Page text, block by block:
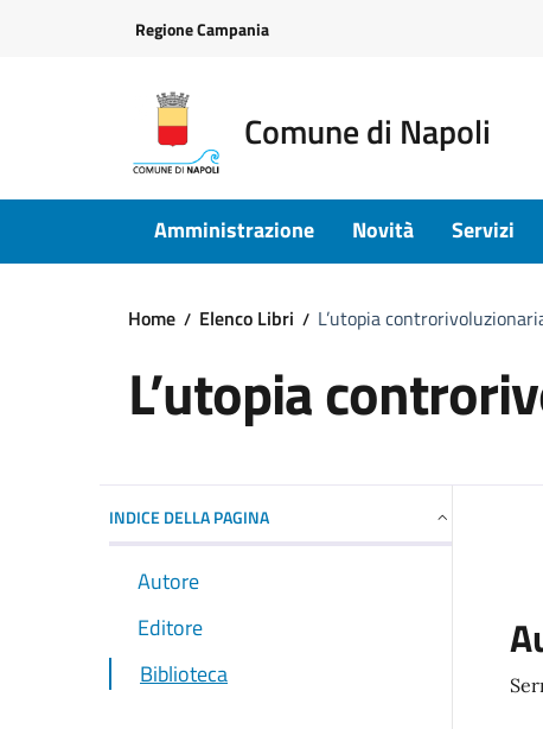
Regione Campania
Comune di Napoli
Amministrazione Novità Servizi
Home Elenco Libri L’utopia
L’utopia
INDICE DELLA PAGINA
Autore
Editore
Biblioteca